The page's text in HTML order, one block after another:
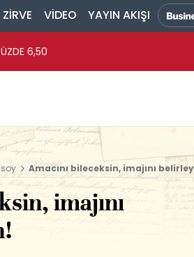
ZİRVE VİDEO YAYIN AKIŞI
6,50
Amacını bileceksin, imajını
imajını